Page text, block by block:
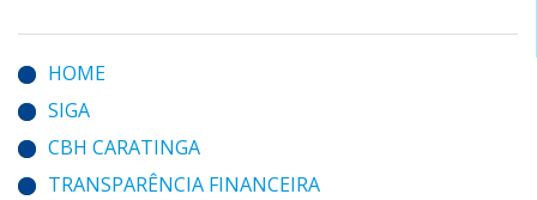
HOME
SIGA
CBH CARATINGA
TRANSPARÊNCIA FINANCEIRA